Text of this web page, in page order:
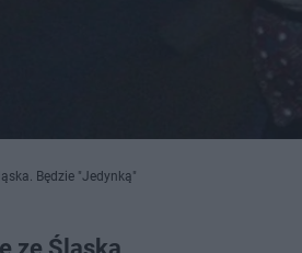
Będzie "Jedynką"